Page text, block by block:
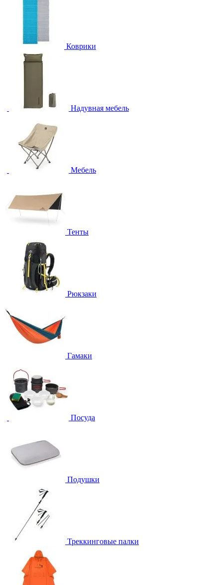
Коврики
Надувная мебель
Мебель
Тенты
Рюкзаки
Гамаки
Посуда
Подушки
Треккинговые палки